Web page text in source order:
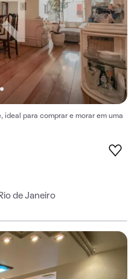
para comprar e morar em uma
de Janeiro